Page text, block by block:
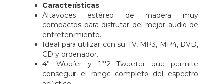
Características
Altavoces estéreo de madera muy
compactos para disfrutar del mejor audio de
entretenimiento.
Ideal para utilizar con su TV, MP3, MP4, DVD,
CD y ordenador.
4” Woofer y 1”*2 Tweeter que permite
conseguir el rango completo del espectro